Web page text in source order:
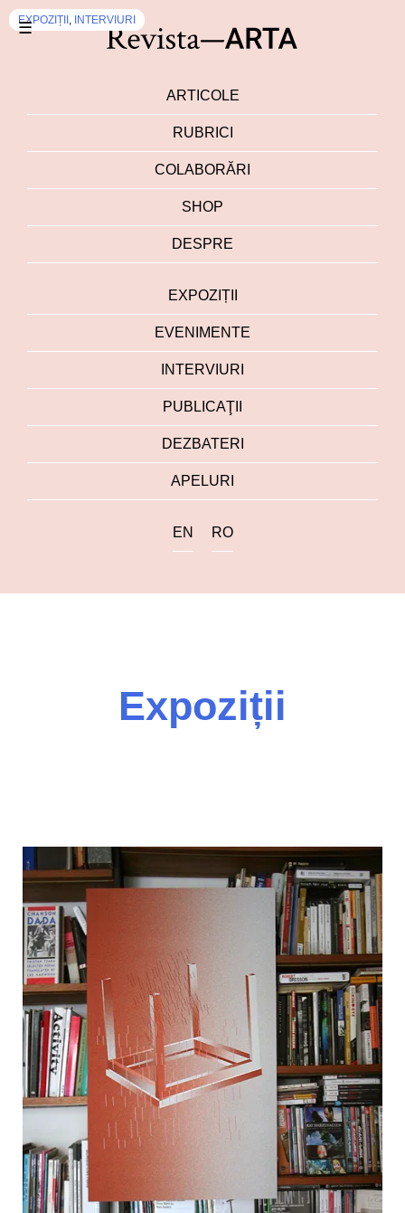
☰
ARTICOLE
RUBRICI
COLABORĂRI
SHOP
DESPRE
EXPOZIȚII
EVENIMENTE
INTERVIURI
PUBLICAŢII
DEZBATERI
APELURI
EN RO
Expoziții
EXPOZIȚII , INTERVIURI
EXPOZIȚII , INTERVIURI
EXPOZIȚII
EXPOZIȚII
EXPOZIȚII
EXPOZIȚII
EXPOZIȚII
EXPOZIȚII , INTERVIURI
EXPOZIȚII
EXPOZIȚII , INTERVIURI